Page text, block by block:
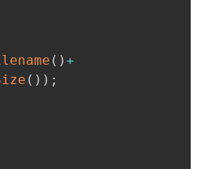
( )+
( ) ) ;